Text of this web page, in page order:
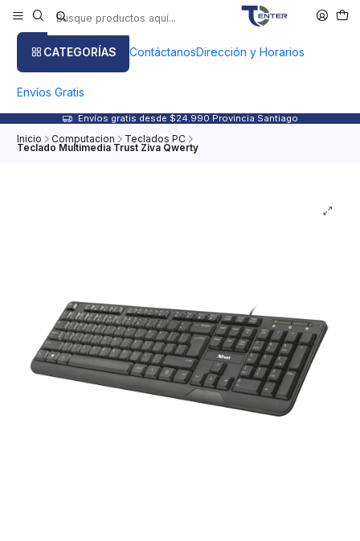
CATEGORÍAS ContáctanosDirección y Horarios
Envíos Gratis
Envíos gratis desde $24.990 Provincia Santiago
Inicio Computacion Teclados PC
Teclado Multimedia Trust Ziva Qwerty